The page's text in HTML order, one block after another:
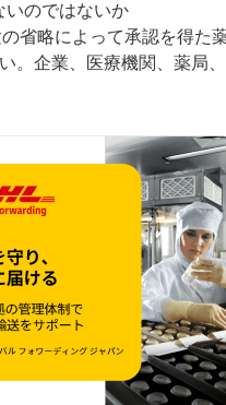
いのではないか
省略によって承認を得た
。企業、医療機関、薬局